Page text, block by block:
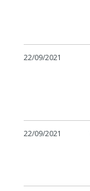
22/09/2021
22/09/2021